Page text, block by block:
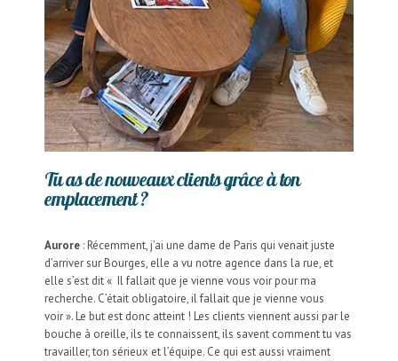
Tu as de nouveaux clients grâce à ton
emplacement ?
Aurore : Récemment, j’ai une dame de Paris qui venait juste
d’arriver sur Bourges, elle a vu notre agence dans la rue, et
elle s’est dit « Il fallait que je vienne vous voir pour ma
recherche. C’était obligatoire, il fallait que je vienne vous
voir ». Le but est donc atteint ! Les clients viennent aussi par le
bouche à oreille, ils te connaissent, ils savent comment tu vas
travailler, ton sérieux et l’équipe. Ce qui est aussi vraiment